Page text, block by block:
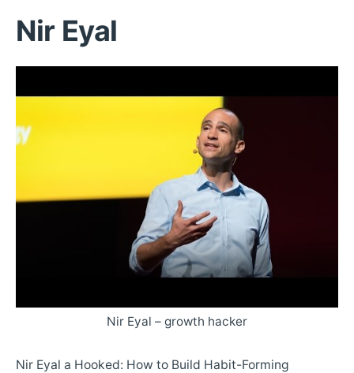
Nir Eyal
Nir Eyal – growth hacker
Nir Eyal a Hooked: How to Build Habit-Forming